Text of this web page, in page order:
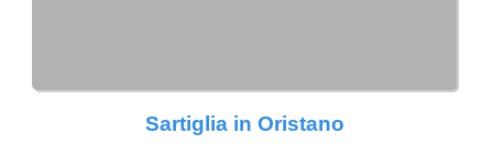
Sartiglia in Oristano